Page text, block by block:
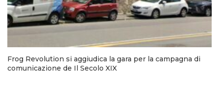
Frog Revolution si aggiudica la gara per la campagna di
comunicazione de Il Secolo XIX